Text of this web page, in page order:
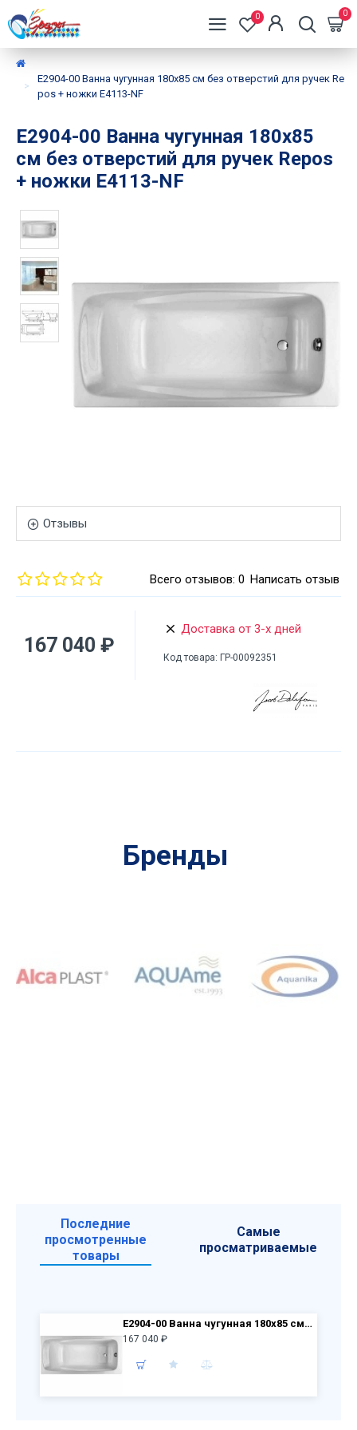
0 0
E2904-00 Baнна чугунная 180x85 cм без отверстий для ручек Re
pos + ножки E4113-NF
E2904-00 Baнна чугунная 180x85
cм без отверстий для ручек Repos
+ ножки E4113-NF
Отзывы
Всего отзывов: 0 Написать отзыв
167 040 ₽
Доставка от 3-х дней
Код товара: ГР-00092351
Бренды
Последние
просмотренные
товары
Самые
просматриваемые
E2904-00 Baнна чугунная 180x85 cм без отверстий для ручек Repos + ножки E4113-NF
167 040 ₽